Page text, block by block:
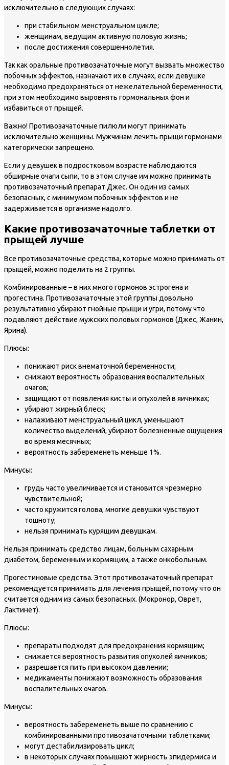
исключительно в следующих случаях:
при стабильном менструальном цикле;
женщинам, ведущим активную половую жизнь;
после достижения совершеннолетия.
Так как оральные противозачаточные могут вызвать множество
побочных эффектов, назначают их в случаях, если девушке
необходимо предохраняться от нежелательной беременности,
при этом необходимо выровнять гормональных фон и
избавиться от прыщей.
Важно!Противозачаточные пилюли могут принимать
исключительно женщины. Мужчинам лечить прыщи гормонами
категорически запрещено.
Если у девушек в подростковом возрасте наблюдаются
обширные очаги сыпи, то в этом случае им можно принимать
противозачаточный препарат Джес. Он один из самых
безопасных, с минимумом побочных эффектов и не
задерживается в организме надолго.
Какие противозачаточные таблетки от
прыщей лучше
Все противозачаточные средства, которые можно принимать от
прыщей, можно поделить на 2 группы.
Комбинированные – в них много гормонов эстрогена и
прогестина. Противозачаточные этой группы довольно
результативно убирают гнойные прыщи и угри, потому что
подавляют действие мужских половых гормонов (Джес, Жанин,
Ярина).
Плюсы:
понижают риск внематочной беременности;
снижают вероятность образования воспалительных
очагов;
защищают от появления кисты и опухолей в яичниках;
убирают жирный блеск;
налаживают менструальный цикл, уменьшают
количество выделений, убирают болезненные ощущения
во время месячных;
вероятность забеременеть меньше 1%.
Минусы:
грудь часто увеличивается и становится чрезмерно
чувствительной;
часто кружится голова, многие девушки чувствуют
тошноту;
нельзя принимать курящим девушкам.
Нельзя принимать средство лицам, больным сахарным
диабетом, беременным и кормящим, а также онкобольным.
Прогестиновые средства. Этот противозачаточный препарат
рекомендуется принимать для лечения прыщей, потому что он
считается одним из самых безопасных. (Мокронор, Оврет,
Лактинет).
Плюсы:
препараты подходят для предохранения кормящим;
снижается вероятность развития опухолей яичников;
разрешается пить при высоком давлении;
медикаменты понижают возможность образования
воспалительных очагов.
Минусы:
вероятность забеременеть выше по сравнению с
комбинированными противозачаточными таблетками;
могут дестабилизировать цикл;
в некоторых случаях повышают жирность эпидермиса и